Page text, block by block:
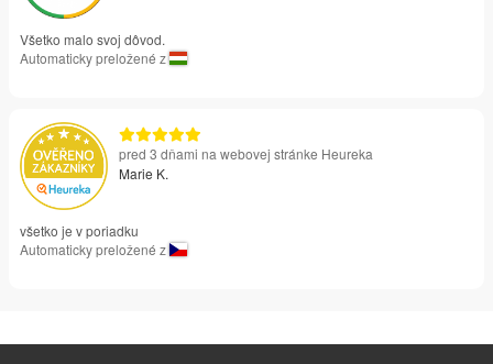
Všetko malo svoj dôvod.
Automaticky preložené z
pred 3 dňami na webovej stránke Heureka
Marie K.
všetko je v poriadku
Automaticky preložené z